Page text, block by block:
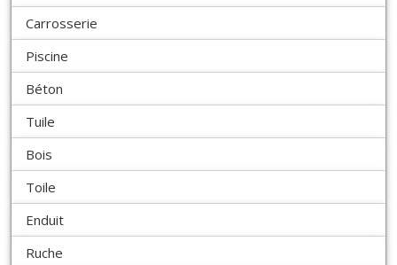
Carrosserie
Piscine
Béton
Tuile
Bois
Toile
Enduit
Ruche